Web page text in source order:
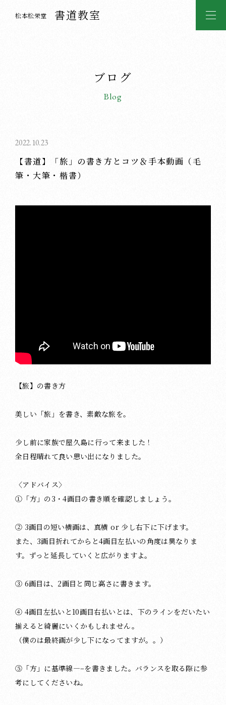
松本松栄堂 書道教室
ブログ
Blog
2022.10.23
【書道】「旅」の書き方とコツ＆手本動画（毛
筆・大筆・楷書）
【旅】の書き方
美しい「旅」を書き、素敵な旅を。
少し前に家族で屋久島に行って来ました！
全日程晴れて良い思い出になりました。
〈アドバイス〉
①「方」の3・4画目の書き順を確認しましょう。
② 3画目の短い横画は、真横 or 少し右下に下げます。
また、3画目折れてからと4画目左払いの角度は異なりま
す。ずっと延長していくと広がりますよ。
③ 6画目は、2画目と同じ高さに書きます。
④ 4画目左払いと10画目右払いとは、下のラインをだいたい
揃えると綺麗にいくかもしれません。
（僕のは最終画が少し下になってますが。。）
⑤「方」に基準線—–を書きました。バランスを取る際に参
考にしてくださいね。